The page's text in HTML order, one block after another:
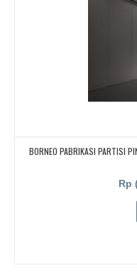
BORNEO PABRIKASI PARTISI
Rp